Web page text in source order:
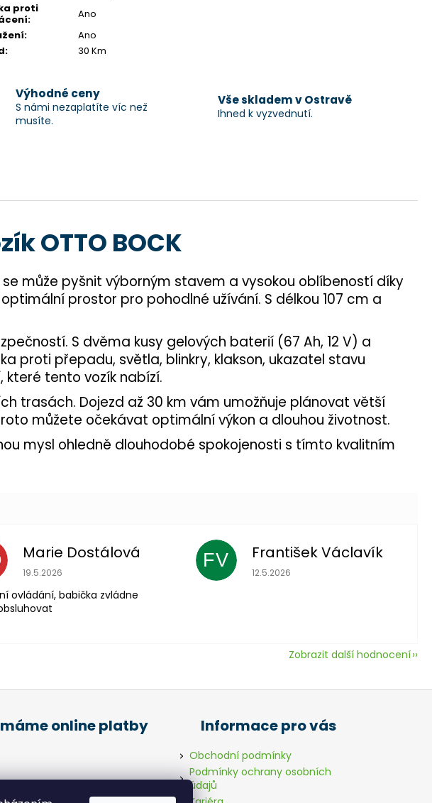
proti
:
Ano
:
Ano
: 30 Km
Výhodné ceny
S námi nezaplatíte víc než
musíte.
Vše skladem v Ostravě
Ihned k vyzvednutí.
OTTO BOCK
se může pyšnit výborným stavem a vysokou oblíbeností díky
prostor pro pohodlné užívání. S délkou 107 cm a
S dvěma kusy gelových baterií (67 Ah, 12 V) a
proti přepadu, světla, blinkry, klakson, ukazatel stavu
tento vozík nabízí.
trasách. Dojezd až 30 km vám umožňuje plánovat větší
můžete očekávat optimální výkon a dlouhou životnost.
mysl ohledně dlouhodobé spokojenosti s tímto kvalitním
Marie Dostálová
Hodnocení obchodu je 5 z 5 hvězdiček.
19.5.2026
ovládání, babička zvládne
FV František Václavík
Hodnocení obchodu je 5 z 5
12.5.2026
Zobrazit další hodnocení
online platby Informace pro vás
Obchodní podmínky
Podmínky ochrany osobních
údajů